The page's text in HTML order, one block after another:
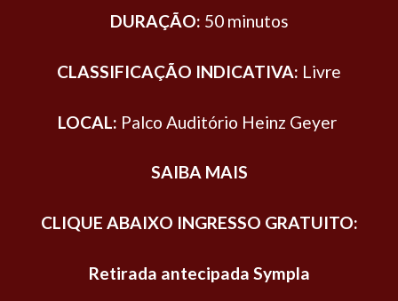
DURAÇÃO: 50 minutos
CLASSIFICAÇÃO INDICATIVA: Livre
LOCAL: Palco Auditório Heinz Geyer
SAIBA MAIS
CLIQUE ABAIXO INGRESSO GRATUITO:
Retirada antecipada Sympla